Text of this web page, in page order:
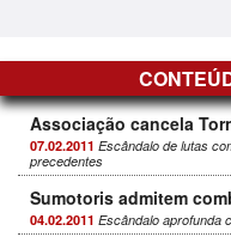
Associação cancela
07.02.2011 Escândalo de lutas
precedentes
Sumotoris admitem
04.02.2011 Escândalo aprofunda